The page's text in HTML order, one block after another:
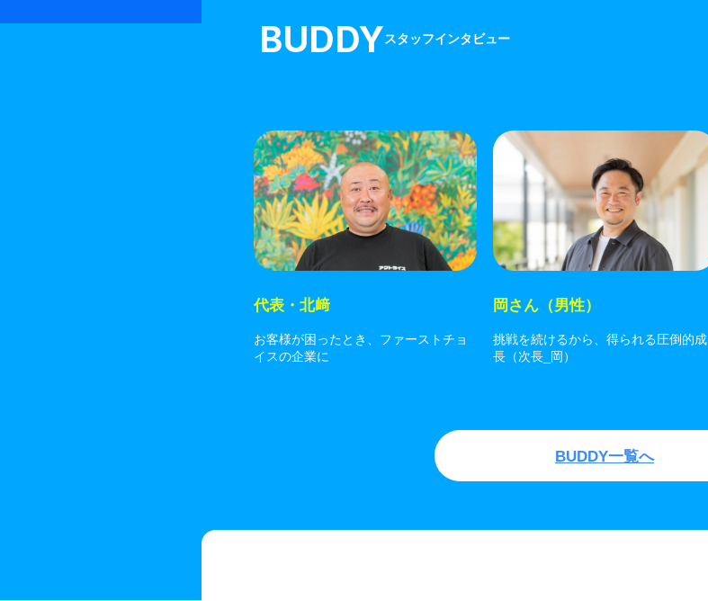
BUDDYスタッフインタビュー
代表・北﨑
お客様が困ったとき、ファーストチョ
イスの企業に
岡さん（男性）
挑戦を続けるから、得られる圧倒的成
長（次長_岡）
BUDDY一覧へ